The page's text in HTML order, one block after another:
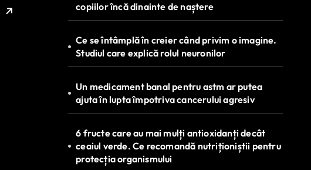
copiilor încă dinainte de naștere
Ce se întâmplă în creier când privim o imagine.
Studiul care explică rolul neuronilor
Un medicament banal pentru astm ar putea
ajuta în lupta împotriva cancerului agresiv
6 fructe care au mai mulți antioxidanți decât
ceaiul verde. Ce recomandă nutriționiștii pentru
protecția organismului